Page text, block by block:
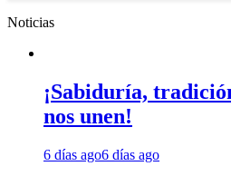
Noticias
¡Sabiduría,
nos unen!
6 días ago6 días ago